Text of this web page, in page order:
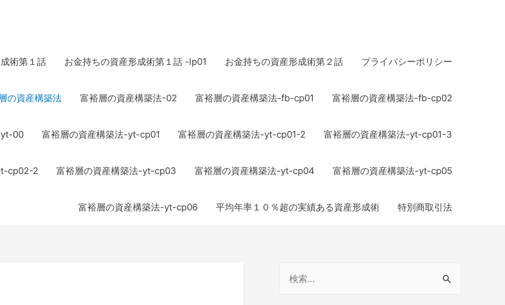
術第１話 お金持ちの資産形成術第１話 -lp01 お金持ちの資産形成術第２話 プライバシーポリシー
の資産構築法 富裕層の資産構築法-02 富裕層の資産構築法-fb-cp01 富裕層の資産構築法-fb-cp02
yt-00 富裕層の資産構築法-yt-cp01 富裕層の資産構築法-yt-cp01-2 富裕層の資産構築法-yt-cp01-3
cp02-2 富裕層の資産構築法-yt-cp03 富裕層の資産構築法-yt-cp04 富裕層の資産構築法-yt-cp05
富裕層の資産構築法-yt-cp06 平均年率１０％超の実績ある資産形成術 特別商取引法